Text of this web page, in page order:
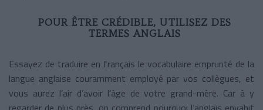
POUR ÊTRE CRÉDIBLE, UTILISEZ DES
TERMES ANGLAIS
Essayez de traduire en français le vocabulaire emprunté de la
langue anglaise couramment employé par vos collègues, et
vous aurez l’air d’avoir l’âge de votre grand-mère. Car à y